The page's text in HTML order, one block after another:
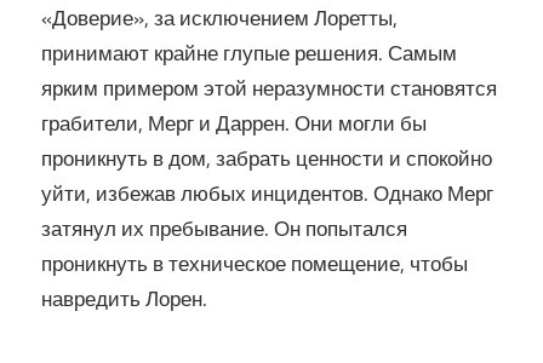
«Доверие», за исключением Лоретты,
принимают крайне глупые решения. Самым
ярким примером этой неразумности становятся
грабители, Мерг и Даррен. Они могли бы
проникнуть в дом, забрать ценности и спокойно
уйти, избежав любых инцидентов. Однако Мерг
затянул их пребывание. Он попытался
проникнуть в техническое помещение, чтобы
навредить Лорен.